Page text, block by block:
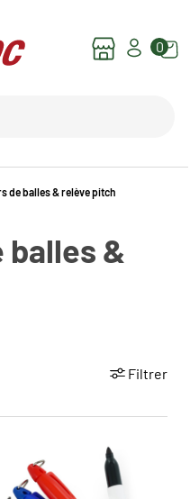
0
de balles & relève pitch
balles &
Filtrer